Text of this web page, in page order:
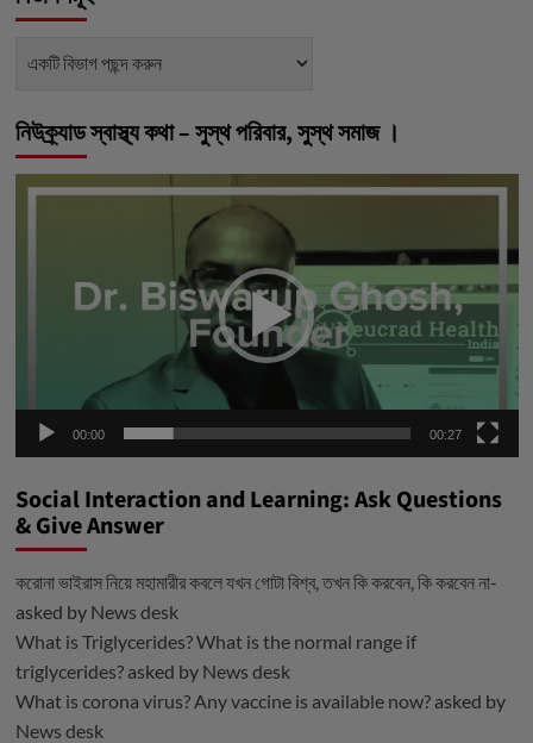
বিভাগসমূহ
নিউক্র্যাড স্বাস্থ্য কথা – সুস্থ পরিবার, সুস্থ সমাজ ।
ভিডিও
00:00 00:27
Social Interaction and Learning: Ask Questions
& Give Answer
করোনা ভাইরাস নিয়ে মহামারীর কবলে যখন গোটা বিশ্ব, তখন কি করবেন, কি করবেন না-
asked by News desk
What is Triglycerides? What is the normal range if
triglycerides?asked by News desk
What is corona virus? Any vaccine is available now?asked by
News desk